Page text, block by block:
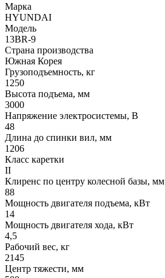
Марка
HYUNDAI
Модель
13BR-9
Страна производства
Южная Корея
Грузоподъемность, кг
1250
Высота подъема, мм
3000
Напряжение электросистемы, В
48
Длина до спинки вил, мм
1206
Класс каретки
II
Клиренс по центру колесной базы, мм
88
Мощность двигателя подъема, кВт
14
Мощность двигателя хода, кВт
4,5
Рабочий вес, кг
2145
Центр тяжести, мм